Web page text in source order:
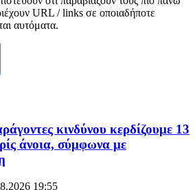
URL / links σε οποιαδήποτε
αυτόματα.
κινδύνου κερδίζουμε 13
άνοια, σύμφωνα με
19:55